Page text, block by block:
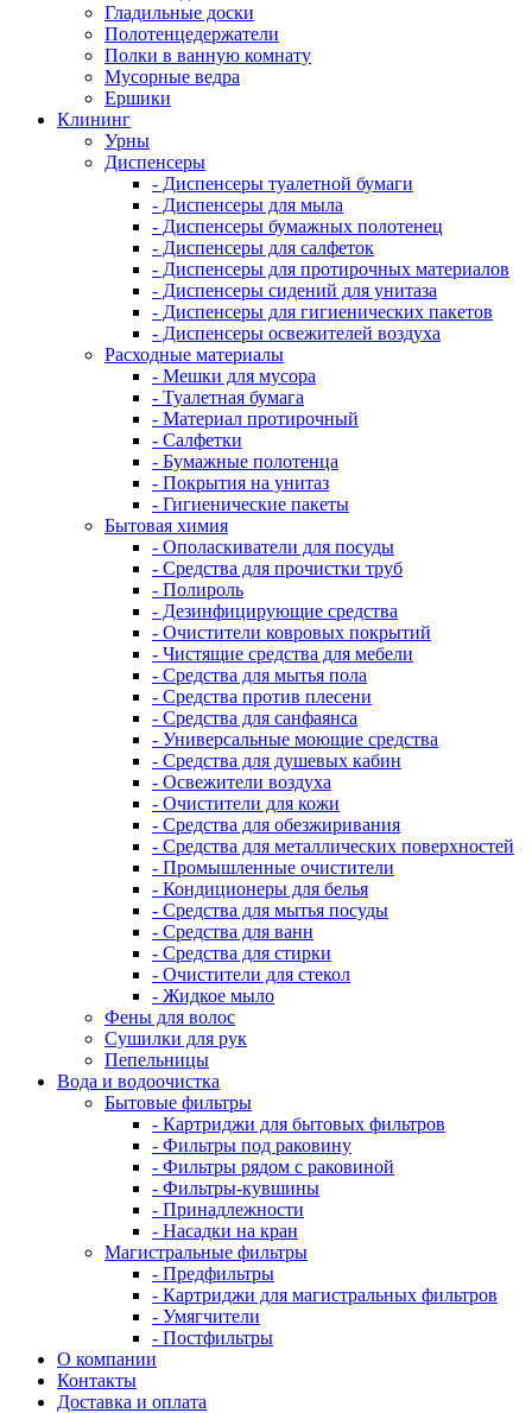
Гладильные доски
Полотенцедержатели
Полки в ванную комнату
Мусорные ведра
Ершики
Клининг
Урны
Диспенсеры
- Диспенсеры туалетной бумаги
- Диспенсеры для мыла
- Диспенсеры бумажных полотенец
- Диспенсеры для салфеток
- Диспенсеры для протирочных материалов
- Диспенсеры сидений для унитаза
- Диспенсеры для гигиенических пакетов
- Диспенсеры освежителей воздуха
Расходные материалы
- Мешки для мусора
- Туалетная бумага
- Материал протирочный
- Салфетки
- Бумажные полотенца
- Покрытия на унитаз
- Гигиенические пакеты
Бытовая химия
- Ополаскиватели для посуды
- Средства для прочистки труб
- Полироль
- Дезинфицирующие средства
- Очистители ковровых покрытий
- Чистящие средства для мебели
- Средства для мытья пола
- Средства против плесени
- Средства для санфаянса
- Универсальные моющие средства
- Средства для душевых кабин
- Освежители воздуха
- Очистители для кожи
- Средства для обезжиривания
- Средства для металлических поверхностей
- Промышленные очистители
- Кондиционеры для белья
- Средства для мытья посуды
- Средства для ванн
- Средства для стирки
- Очистители для стекол
- Жидкое мыло
Фены для волос
Сушилки для рук
Пепельницы
Вода и водоочистка
Бытовые фильтры
- Картриджи для бытовых фильтров
- Фильтры под раковину
- Фильтры рядом с раковиной
- Фильтры-кувшины
- Принадлежности
- Насадки на кран
Магистральные фильтры
- Предфильтры
- Картриджи для магистральных фильтров
- Умягчители
- Постфильтры
О компании
Контакты
Доставка и оплата